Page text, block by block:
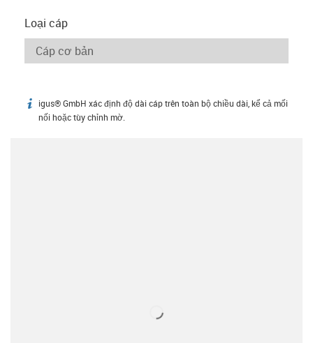
Loại cáp
igus-icon-info
igus® GmbH xác định độ dài cáp trên toàn bộ chiều dài, kể cả mối
nối hoặc tùy chỉnh mờ.